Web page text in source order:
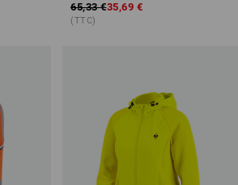
65,33 €35,69 €
(TTC)